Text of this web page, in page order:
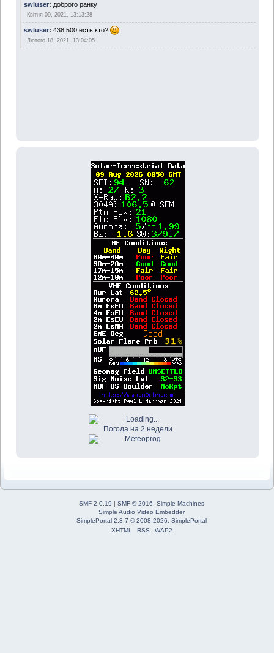
swluser: доброго ранку
Квітня 09, 2021, 13:13:28
swluser: 438.500 есть кто?
Лютого 18, 2021, 13:04:05
Погода на 2 недели
SMF 2.0.19 | SMF © 2016
Simple Machines
Simple Audio Video Embedder
SimplePortal 2.3.7 © 2008-2026, SimplePortal
XHTML
RSS WAP2